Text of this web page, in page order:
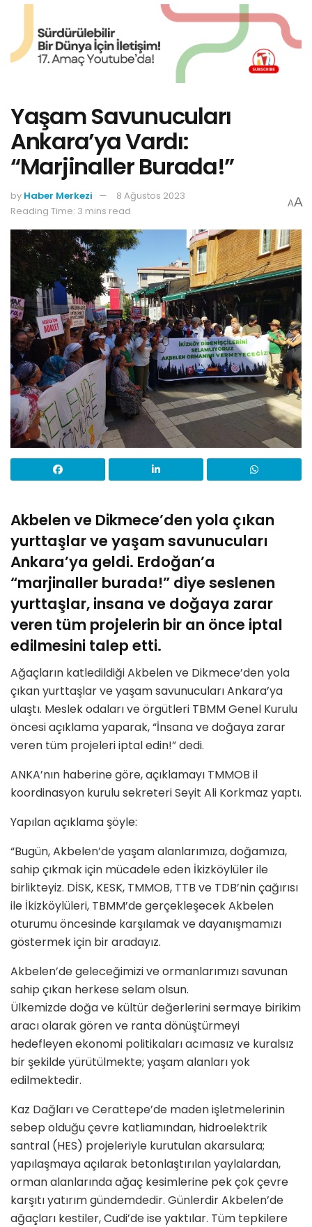
Yaşam Savunucuları
Ankara’ya Vardı:
“Marjinaller Burada!”
by Haber Merkezi
8 Ağustos 2023
Reading Time: 3 mins read
AA
Akbelen ve Dikmece’den yola çıkan
yurttaşlar ve yaşam savunucuları
Ankara’ya geldi. Erdoğan’a
“marjinaller burada!” diye seslenen
yurttaşlar, insana ve doğaya zarar
veren tüm projelerin bir an önce iptal
edilmesini talep etti.
Ağaçların katledildiği Akbelen ve Dikmece’den yola
çıkan yurttaşlar ve yaşam savunucuları Ankara’ya
ulaştı. Meslek odaları ve örgütleri TBMM Genel Kurulu
öncesi açıklama yaparak, “İnsana ve doğaya zarar
veren tüm projeleri iptal edin!” dedi.
ANKA’nın haberine göre, açıklamayı TMMOB il
koordinasyon kurulu sekreteri Seyit Ali Korkmaz yaptı.
Yapılan açıklama şöyle:
“Bugün, Akbelen’de yaşam alanlarımıza, doğamıza,
sahip çıkmak için mücadele eden İkizköylüler ile
birlikteyiz. DİSK, KESK, TMMOB, TTB ve TDB’nin çağırısı
ile İkizköylüleri, TBMM’de gerçekleşecek Akbelen
oturumu öncesinde karşılamak ve dayanışmamızı
göstermek için bir aradayız.
Akbelen’de geleceğimizi ve ormanlarımızı savunan
sahip çıkan herkese selam olsun.
Ülkemizde doğa ve kültür değerlerini sermaye birikim
aracı olarak gören ve ranta dönüştürmeyi
hedefleyen ekonomi politikaları acımasız ve kuralsız
bir şekilde yürütülmekte; yaşam alanları yok
edilmektedir.
Kaz Dağları ve Cerattepe’de maden işletmelerinin
sebep olduğu çevre katliamından, hidroelektrik
santral (HES) projeleriyle kurutulan akarsulara;
yapılaşmaya açılarak betonlaştırılan yaylalardan,
orman alanlarında ağaç kesimlerine pek çok çevre
karşıtı yatırım gündemdedir. Günlerdir Akbelen’de
ağaçları kestiler, Cudi’de ise yaktılar. Tüm tepkilere